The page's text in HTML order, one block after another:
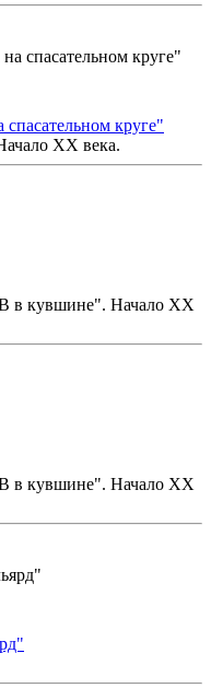
круге"
ХХ века.
в кувшине". Начало ХХ
в кувшине". Начало ХХ